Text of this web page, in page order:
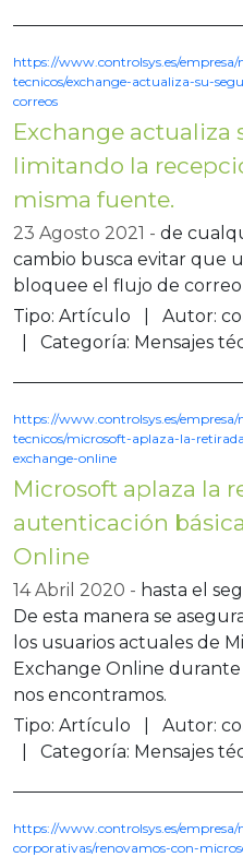
Exchange actualiza
limitando la
misma fuente.
https://www.controlsys.es/
tecnicos/exchange-actualiza-su-
correos
23 Agosto 2021
de
cambio busca evitar que
bloquee el flujo de
Tipo: Artículo Autor:
Categoría: Mensajes
Microsoft aplaza la
autenticación
Online
https://www.controlsys.es/
tecnicos/microsoft-aplaza-la-
exchange-online
14 Abril 2020
hasta el
De esta manera se
los usuarios actuales de
Exchange Online
nos encontramos.
Tipo: Artículo Autor:
Categoría: Mensajes
https://www.controlsys.es/
corporativas/renovamos-con-